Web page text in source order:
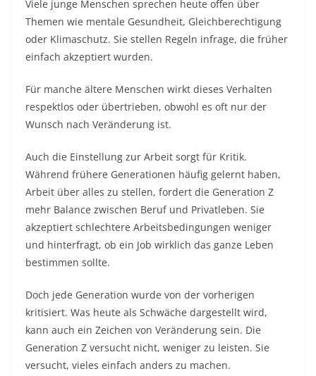
Viele junge Menschen sprechen heute offen über
Themen wie mentale Gesundheit, Gleichberechtigung
oder Klimaschutz. Sie stellen Regeln infrage, die früher
einfach akzeptiert wurden.
Für manche ältere Menschen wirkt dieses Verhalten
respektlos oder übertrieben, obwohl es oft nur der
Wunsch nach Veränderung ist.
Auch die Einstellung zur Arbeit sorgt für Kritik.
Während frühere Generationen häufig gelernt haben,
Arbeit über alles zu stellen, fordert die Generation Z
mehr Balance zwischen Beruf und Privatleben. Sie
akzeptiert schlechtere Arbeitsbedingungen weniger
und hinterfragt, ob ein Job wirklich das ganze Leben
bestimmen sollte.
Doch jede Generation wurde von der vorherigen
kritisiert. Was heute als Schwäche dargestellt wird,
kann auch ein Zeichen von Veränderung sein. Die
Generation Z versucht nicht, weniger zu leisten. Sie
versucht, vieles einfach anders zu machen.